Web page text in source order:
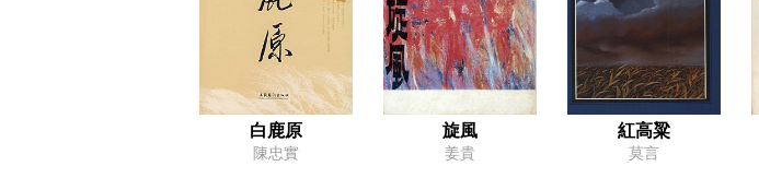
白鹿原
陳忠實
旋風
姜貴
紅高粱
莫言